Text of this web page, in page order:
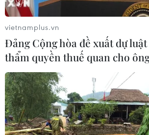
Giá vàng thế giới quay đầu giảm
do áp lực chốt lời
07/08/2026 00:31
Mexico triển khai hàng nghìn binh sỹ
bảo vệ các vùng trồng bơ trọng điểm
07/08/2026 00:09
vietnamplus.vn
Đảng Cộng hòa đề xuất dự
thẩm quyền thuế quan cho